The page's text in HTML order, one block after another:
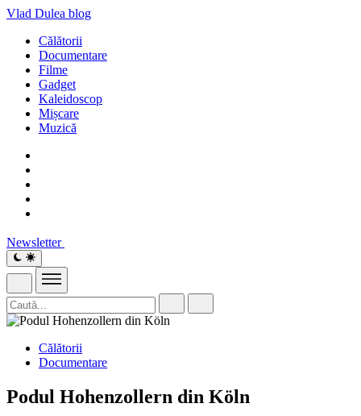
Vlad Dulea blog
Călătorii
Documentare
Filme
Gadget
Kaleidoscop
Mișcare
Muzică
Newsletter
Călătorii
Documentare
Podul Hohenzollern din Köln